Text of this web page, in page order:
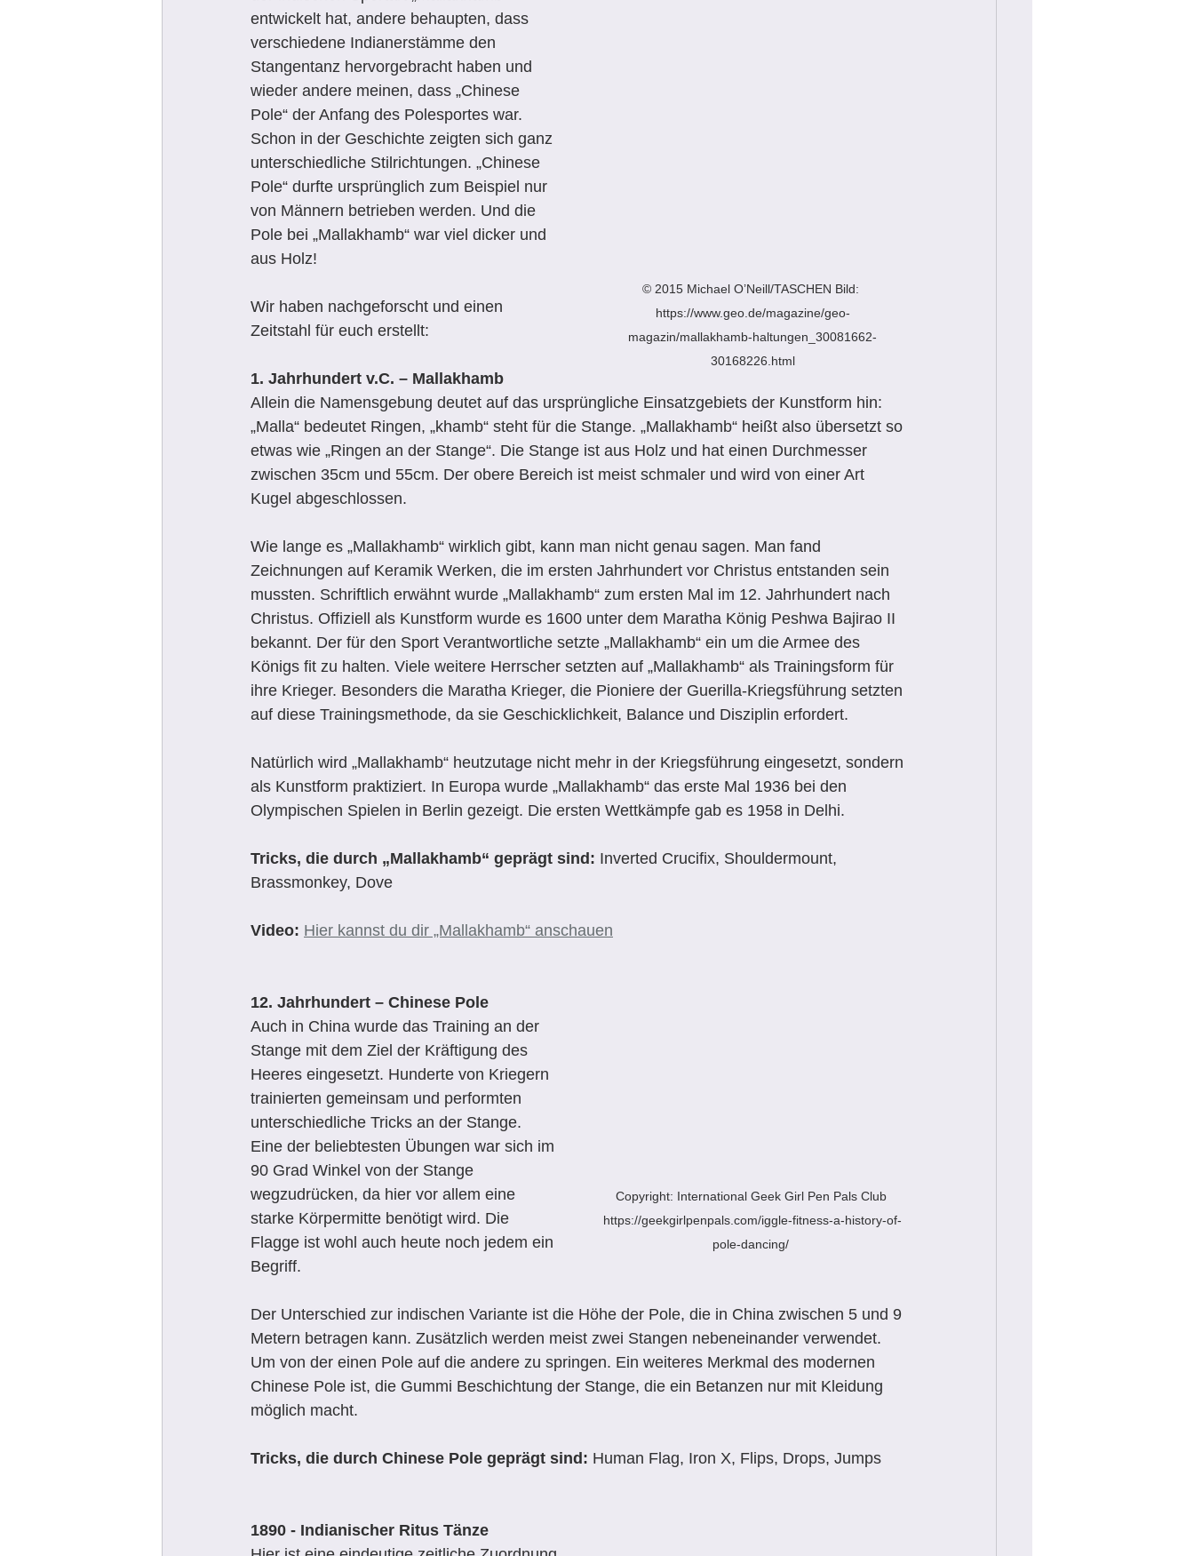
© 2015 Michael O’Neill/TASCHEN Bild:
https://www.geo.de/magazine/geo-
magazin/mallakhamb-haltungen_30081662-
30168226.html
entwickelt hat, andere behaupten, dass
verschiedene Indianerstämme den
Stangentanz hervorgebracht haben und
wieder andere meinen, dass „Chinese
Pole“ der Anfang des Polesportes war.
Schon in der Geschichte zeigten sich ganz
unterschiedliche Stilrichtungen. „Chinese
Pole“ durfte ursprünglich zum Beispiel nur
von Männern betrieben werden. Und die
Pole bei „Mallakhamb“ war viel dicker und
aus Holz!
Wir haben nachgeforscht und einen
Zeitstahl für euch erstellt:
1. Jahrhundert v.C. – Mallakhamb
Allein die Namensgebung deutet auf das ursprüngliche Einsatzgebiets der Kunstform hin:
„Malla“ bedeutet Ringen, „khamb“ steht für die Stange. „Mallakhamb“ heißt also übersetzt so
etwas wie „Ringen an der Stange“. Die Stange ist aus Holz und hat einen Durchmesser
zwischen 35cm und 55cm. Der obere Bereich ist meist schmaler und wird von einer Art
Kugel abgeschlossen.
Wie lange es „Mallakhamb“ wirklich gibt, kann man nicht genau sagen. Man fand
Zeichnungen auf Keramik Werken, die im ersten Jahrhundert vor Christus entstanden sein
mussten. Schriftlich erwähnt wurde „Mallakhamb“ zum ersten Mal im 12. Jahrhundert nach
Christus. Offiziell als Kunstform wurde es 1600 unter dem Maratha König Peshwa Bajirao II
bekannt. Der für den Sport Verantwortliche setzte „Mallakhamb“ ein um die Armee des
Königs fit zu halten. Viele weitere Herrscher setzten auf „Mallakhamb“ als Trainingsform für
ihre Krieger. Besonders die Maratha Krieger, die Pioniere der Guerilla-Kriegsführung setzten
auf diese Trainingsmethode, da sie Geschicklichkeit, Balance und Disziplin erfordert.
Natürlich wird „Mallakhamb“ heutzutage nicht mehr in der Kriegsführung eingesetzt, sondern
als Kunstform praktiziert. In Europa wurde „Mallakhamb“ das erste Mal 1936 bei den
Olympischen Spielen in Berlin gezeigt. Die ersten Wettkämpfe gab es 1958 in Delhi.
Tricks, die durch „Mallakhamb“ geprägt sind: Inverted Crucifix, Shouldermount,
Brassmonkey, Dove
Video: Hier kannst du dir „Mallakhamb“ anschauen
12. Jahrhundert – Chinese Pole
Copyright: International Geek Girl Pen Pals Club
https://geekgirlpenpals.com/iggle-fitness-a-history-of-
pole-dancing/
Auch in China wurde das Training an der
Stange mit dem Ziel der Kräftigung des
Heeres eingesetzt. Hunderte von Kriegern
trainierten gemeinsam und performten
unterschiedliche Tricks an der Stange.
Eine der beliebtesten Übungen war sich im
90 Grad Winkel von der Stange
wegzudrücken, da hier vor allem eine
starke Körpermitte benötigt wird. Die
Flagge ist wohl auch heute noch jedem ein
Begriff.
Der Unterschied zur indischen Variante ist die Höhe der Pole, die in China zwischen 5 und 9
Metern betragen kann. Zusätzlich werden meist zwei Stangen nebeneinander verwendet.
Um von der einen Pole auf die andere zu springen. Ein weiteres Merkmal des modernen
Chinese Pole ist, die Gummi Beschichtung der Stange, die ein Betanzen nur mit Kleidung
möglich macht.
Tricks, die durch Chinese Pole geprägt sind: Human Flag, Iron X, Flips, Drops, Jumps
1890 - Indianischer Ritus Tänze